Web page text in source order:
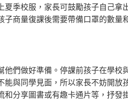
季校服，家長可鼓勵孩子自己拿
子商量復課後需要帶備口罩的數量
他們做好準備。停課前孩子在學校
能與同學見面，所以家長不妨開放
和分享圖書或有趣卡通片等，抒發